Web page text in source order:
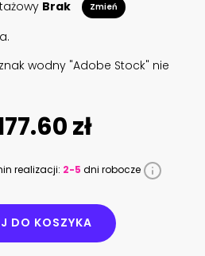
Brak Zmień
wodny "Adobe Stock" nie
zł
realizacji: 2-5 dni robocze
DO KOSZYKA